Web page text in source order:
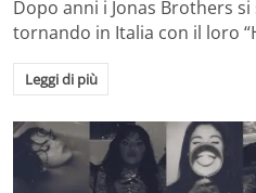
Dopo anni i Jonas Brothers
tornando in Italia con il loro
Leggi di più